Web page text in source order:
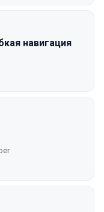
навигация